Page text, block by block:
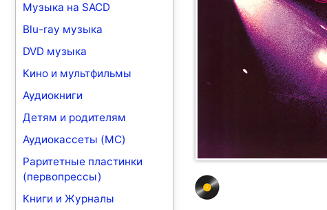
Музыка на SACD
Blu-ray музыка
DVD музыка
Кино и мультфильмы
Аудиокниги
Детям и родителям
Аудиокассеты (MC)
Раритетные пластинки
(первопрессы)
Книги и Журналы